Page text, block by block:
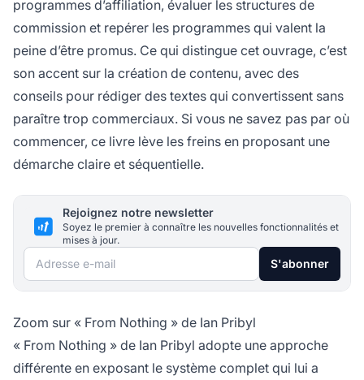
programmes d’affiliation, évaluer les structures de
commission et repérer les programmes qui valent la
peine d’être promus. Ce qui distingue cet ouvrage, c’est
son accent sur la création de contenu, avec des
conseils pour rédiger des textes qui convertissent sans
paraître trop commerciaux. Si vous ne savez pas par où
commencer, ce livre lève les freins en proposant une
démarche claire et séquentielle.
Rejoignez notre newsletter
Soyez le premier à connaître les nouvelles fonctionnalités et
mises à jour.
Adresse e-mail S'abonner
Zoom sur « From Nothing » de Ian Pribyl
« From Nothing » de Ian Pribyl adopte une approche
différente en exposant le système complet qui lui a